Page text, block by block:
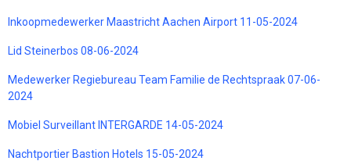
Inkoopmedewerker Maastricht Aachen Airport 11-05-2024
Lid Steinerbos 08-06-2024
Medewerker Regiebureau Team Familie de Rechtspraak 07-06-
2024
Mobiel Surveillant INTERGARDE 14-05-2024
Nachtportier Bastion Hotels 15-05-2024